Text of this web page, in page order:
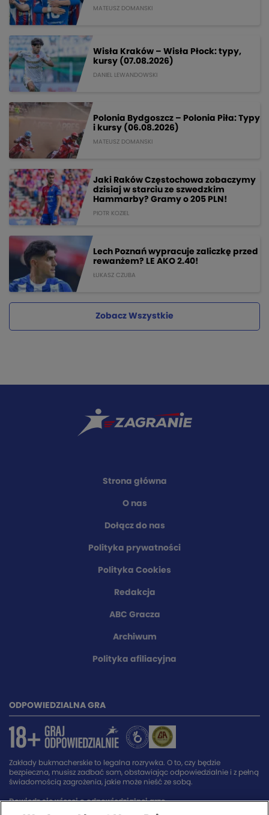
MATEUSZ DOMANSKI
Wisła Kraków – Wisła Płock: typy,
kursy (07.08.2026)
DANIEL LEWANDOWSKI
Polonia Bydgoszcz – Polonia Piła: Typy
i kursy (06.08.2026)
MATEUSZ DOMANSKI
Jaki Raków Częstochowa zobaczymy
dzisiaj w starciu ze szwedzkim
Hammarby? Gramy o 205 PLN!
PIOTR KOZIEL
Lech Poznań wypracuje zaliczkę przed
rewanżem? LE AKO 2.40!
ŁUKASZ CZUBA
Zobacz Wszystkie
Strona główna
O nas
Dołącz do nas
Polityka prywatności
Polityka Cookies
Redakcja
ABC Gracza
Archiwum
Polityka afiliacyjna
ODPOWIEDZIALNA GRA
Zakłady bukmacherskie to legalna rozrywka. O to, czy będzie
bezpieczna, musisz zadbać sam, obstawiając odpowiedzialnie i z pełną
świadomością zagrożenia, jakie może nieść ze sobą.
Dowiedz się więcej o odpowiedzialnej grze.